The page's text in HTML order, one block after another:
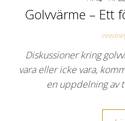
Golvvärme – Ett
Diskussioner kring
vara eller icke vara,
en uppdelning av